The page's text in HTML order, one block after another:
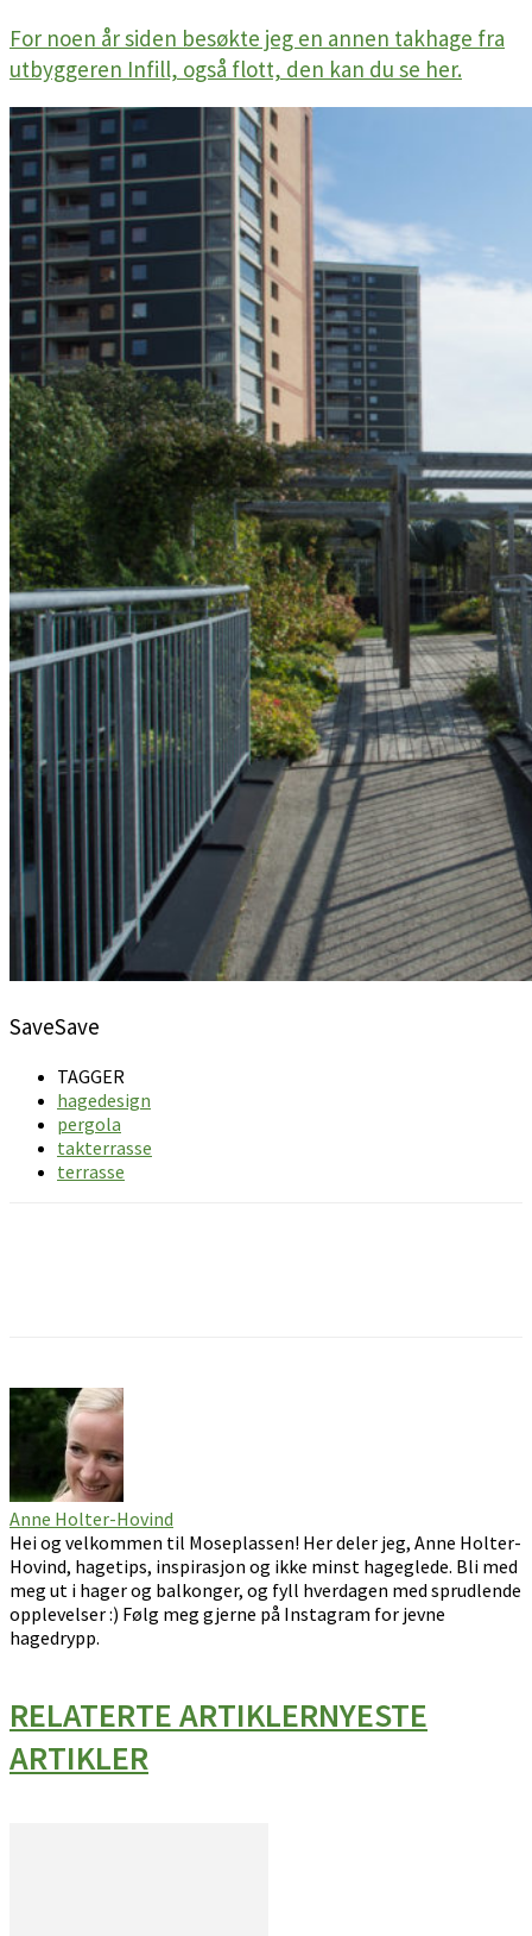
For noen år siden besøkte jeg en annen takhage fra
utbyggeren Infill, også flott, den kan du se her.
SaveSave
TAGGER
hagedesign
pergola
takterrasse
terrasse
Anne Holter-Hovind
Hei og velkommen til Moseplassen! Her deler jeg, Anne Holter-
Hovind, hagetips, inspirasjon og ikke minst hageglede. Bli med
meg ut i hager og balkonger, og fyll hverdagen med sprudlende
opplevelser :) Følg meg gjerne på Instagram for jevne
hagedrypp.
RELATERTE ARTIKLERNYESTE
ARTIKLER